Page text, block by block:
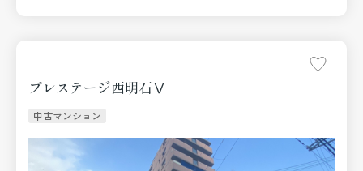
プレステージ西明石Ⅴ
中古マンション